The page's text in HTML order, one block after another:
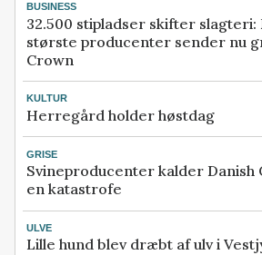
BUSINESS
32.500 stipladser skifter slagteri:
største producenter sender nu
Crown
KULTUR
Herregård holder høstdag
GRISE
Svineproducenter kalder
en katastrofe
ULVE
Lille hund blev dræbt af ulv i